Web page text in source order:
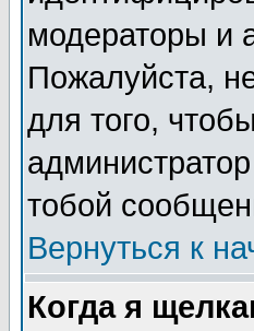
модераторы и
Пожалуйста,
для того,
тобой
Вернуться к
Когда я